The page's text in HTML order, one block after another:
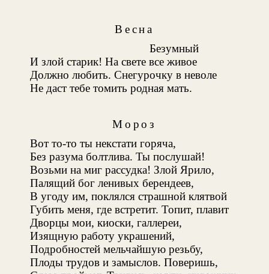
Весна
Безумный
И злой старик! На свете все живое
Должно любить. Снегурочку в неволе
Не даст тебе томить родная мать.
Мороз
Вот то-то ты некстати горяча,
Без разума болтлива. Ты послушай!
Возьми на миг рассудка! Злой Ярило,
Палящий бог ленивых берендеев,
В угоду им, поклялся страшной клятвой
Губить меня, где встретит. Топит, плавит
Дворцы мои, киоски, галлереи,
Изящную работу украшений,
Подробностей мельчайшую резьбу,
Плоды трудов и замыслов. Поверишь,